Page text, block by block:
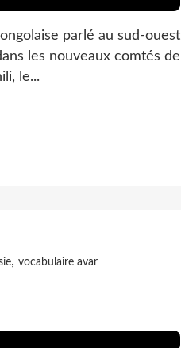
parlé au sud-ouest
les nouveaux comtés de
le...
, vocabulaire avar